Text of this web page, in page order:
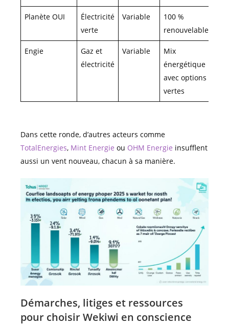
Planète OUI
Électricité
verte
Variable
100 %
renouvelable
Engie
Gaz et
électricité
Variable
Mix
énergétique
avec options
vertes
Dans cette ronde, d’autres acteurs comme
TotalEnergies, Mint Energie ou OHM Energie insufflent
aussi un vent nouveau, chacun à sa manière.
Démarches, litiges et ressources
pour choisir Wekiwi en conscience